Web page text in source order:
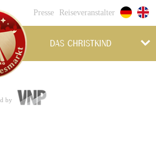
Presse Reiseveranstalter
DAS CHRISTKIND
by